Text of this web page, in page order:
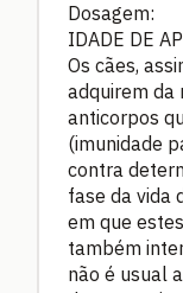
Dosagem:
IDADE DE
Os cães,
adquirem da
anticorpos
(imunidade
contra
fase da vida
em que
também
não é usual